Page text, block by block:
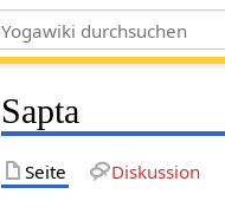
Sapta
Seite Diskussion